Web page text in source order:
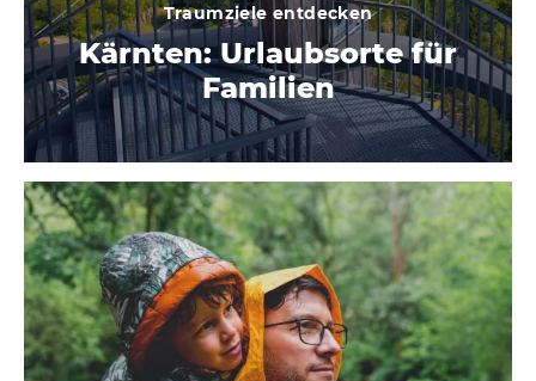
Traumziele entdecken
Kärnten: Urlaubsorte für
Familien